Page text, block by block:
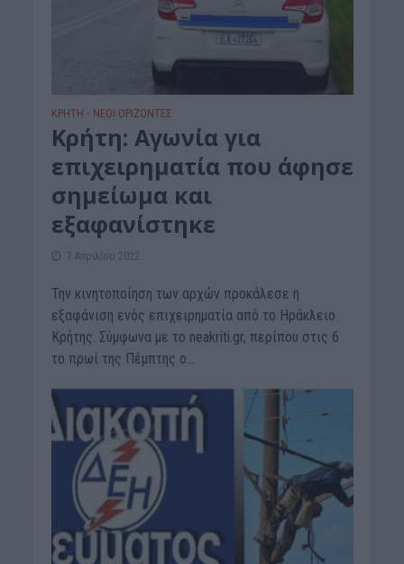
ΚΡΗΤΗ • ΝΕΟΙ ΟΡΙΖΟΝΤΕΣ
Κρήτη: Αγωνία για
επιχειρηματία που άφησε
σημείωμα και
εξαφανίστηκε
7 Απριλίου 2022
Την κινητοποίηση των αρχών προκάλεσε η
εξαφάνιση ενός επιχειρηματία από το Ηράκλειο
Κρήτης. Σύμφωνα με το neakriti.gr, περίπου στις 6
το πρωί της Πέμπτης ο...